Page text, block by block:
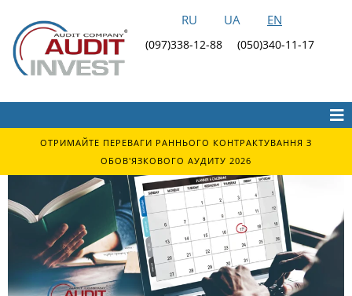
RU UA EN
(097)338-12-88 (050)340-11-17
ОТРИМАЙТЕ ПЕРЕВАГИ РАННЬОГО КОНТРАКТУВАННЯ З
ОБОВ'ЯЗКОВОГО АУДИТУ 2026